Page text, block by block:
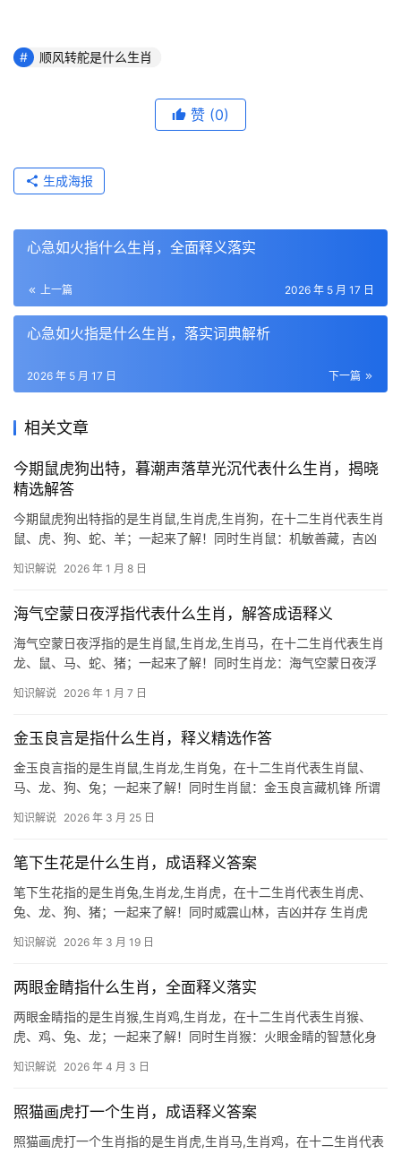
顺风转舵是什么生肖
赞 (0)
生成海报
心急如火指什么生肖，全面释义落实
上一篇 2026 年 5 月 17 日
心急如火指是什么生肖，落实词典解析
下一篇
2026 年 5 月 17 日
相关文章
今期鼠虎狗出特，暮潮声落草光沉代表什么生肖，揭晓
精选解答
今期鼠虎狗出特指的是生肖鼠,生肖虎,生肖狗，在十二生肖代表生肖
鼠、虎、狗、蛇、羊；一起来了解！同时生肖鼠：机敏善藏，吉凶
咬天开”，喻其突破困境之能，下半年29岁者易遇贵人提携，但41岁
知识解说 2026 年 1 月 8 日
海气空蒙日夜浮指代表什么生肖，解答成语释义
海气空蒙日夜浮指的是生肖鼠,生肖龙,生肖马，在十二生肖代表生肖
龙、鼠、马、蛇、猪；一起来了解！同时生肖龙：海气空蒙日夜浮
绕、浩渺无边的景象，暗合生肖龙腾云驾雾的神性，龙为水中至
知识解说 2026 年 1 月 7 日
金玉良言是指什么生肖，释义精选作答
金玉良言指的是生肖鼠,生肖龙,生肖兔，在十二生肖代表生肖鼠、
马、龙、狗、兔；一起来了解！同时生肖鼠：金玉良言藏机锋 所谓
在复杂环境中捕捉机遇，但下半生易因锋芒过露遭人妒忌，尤其在
知识解说 2026 年 3 月 25 日
笔下生花是什么生肖，成语释义答案
笔下生花指的是生肖兔,生肖龙,生肖虎，在十二生肖代表生肖虎、
兔、龙、狗、猪；一起来了解！同时威震山林，吉凶并存 生肖虎
半年运势如猛虎下山，事业上多有突破，尤其35岁和47岁者，易遇
知识解说 2026 年 3 月 19 日
两眼金睛指什么生肖，全面释义落实
两眼金睛指的是生肖猴,生肖鸡,生肖龙，在十二生肖代表生肖猴、
虎、鸡、兔、龙；一起来了解！同时生肖猴：火眼金睛的智慧化身
悟空凭借火眼金睛识破妖邪，而现实中，生肖猴人也多具洞察先机
知识解说 2026 年 4 月 3 日
照猫画虎打一个生肖，成语释义答案
照猫画虎打一个生肖指的是生肖虎,生肖马,生肖鸡，在十二生肖代表